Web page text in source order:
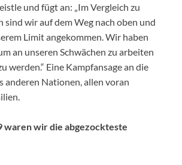
und fügt an: „Im Vergleich zu
sind wir auf dem Weg nach oben und
Limit angekommen. Wir haben
an unseren Schwächen zu arbeiten
werden.“ Eine Kampfansage an die
anderen Nationen, allen voran
waren wir die abgezockteste